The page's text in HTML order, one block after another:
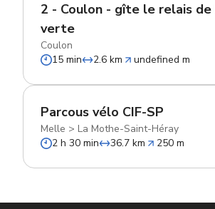
2 - Coulon - gîte le relais de
verte
Coulon
15 min
2.6 km undefined m
Parcous vélo CIF-SP
Melle > La Mothe-Saint-Héray
2 h 30 min
36.7 km 250 m